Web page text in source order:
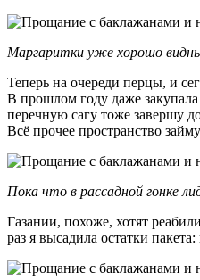
Маргаритки уже хорошо
Теперь на очереди перцы, и
В прошлом году даже
перечную сагу тоже завершу
Всё прочее пространство
Пока что в рассадной гонке
Газании, похоже, хотят
раз я высадила остатки